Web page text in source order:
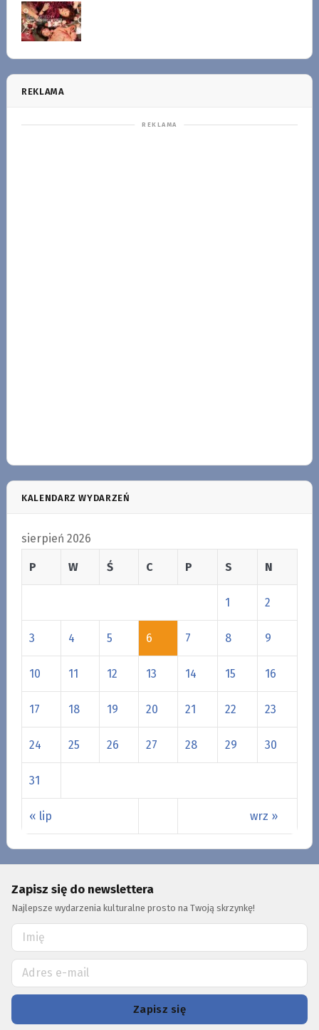
REKLAMA
KALENDARZ WYDARZEŃ
sierpień 2026
P W Ś C P S N
« lip wrz »
1 2
3 4 5 6 7 8 9
10 11 12 13 14 15 16
17 18 19 20 21 22 23
24 25 26 27 28 29 30
31
Zapisz się do newslettera
Najlepsze wydarzenia kulturalne prosto na Twoją skrzynkę!
Zapisz się